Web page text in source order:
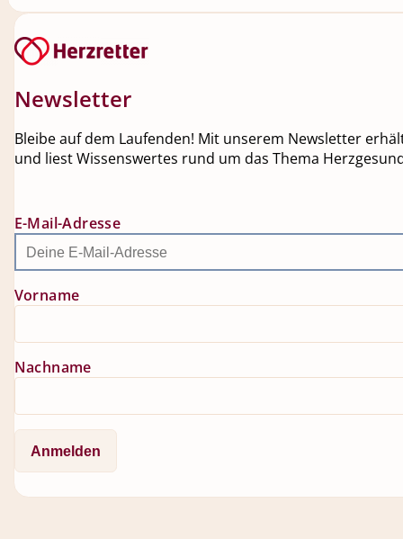
Newsletter
Bleibe auf dem Laufenden! Mit unserem Newsletter
und liest Wissenswertes rund um das Thema
E-Mail-Adresse
Vorname
Nachname